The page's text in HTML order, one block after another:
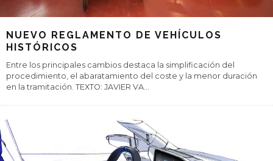
NUEVO REGLAMENTO DE VEHÍCULOS
HISTÓRICOS
Entre los principales cambios destaca la simplificación del
procedimiento, el abaratamiento del coste y la menor duración
en la tramitación. TEXTO: JAVIER VA...